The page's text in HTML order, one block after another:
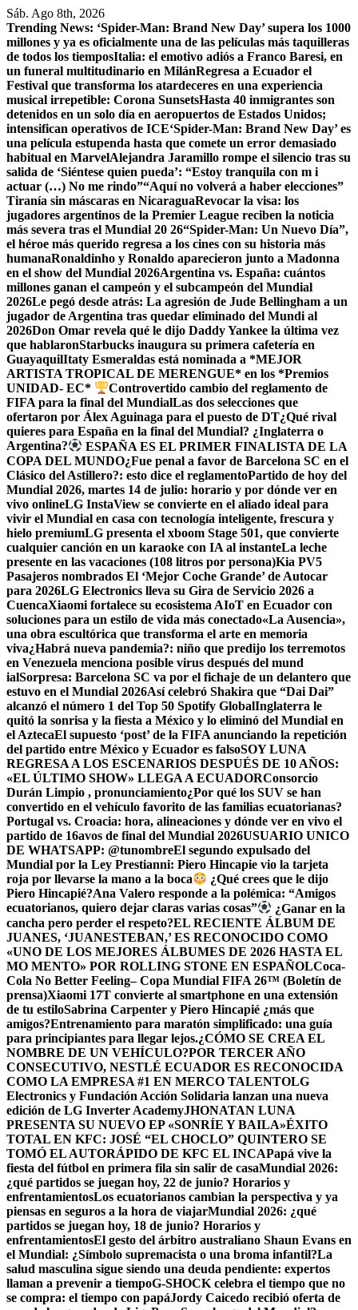
Saltar
al
contenido
Sáb. Ago 8th, 2026
Trending News: ‘Spider-Man: Brand New Day’ supera los 1000
millones y ya es oficialmente una de las películas más taquilleras
de todos los tiemposItalia: el emotivo adiós a Franco Baresi, en
un funeral multitudinario en MilánRegresa a Ecuador el
Festival que transforma los atardeceres en una experiencia
musical irrepetible: Corona SunsetsHasta 40 inmigrantes son
detenidos en un solo día en aeropuertos de Estados Unidos;
intensifican operativos de ICE‘Spider-Man: Brand New Day’ es
una película estupenda hasta que comete un error demasiado
habitual en Marvel​Alejandra Jaramillo rompe el silencio tras su
salida de ‘Siéntese quien pueda’: “Estoy tranquila con m i
actuar (…) No me rindo”“Aquí no volverá a haber elecciones”
Tiranía sin máscaras en NicaraguaRevocar la visa: los
jugadores argentinos de la Premier League reciben la noticia
más severa tras el Mundial 20 26“Spider-Man: Un Nuevo Día”,
el héroe más querido regresa a los cines con su historia más
humanaRonaldinho y Ronaldo aparecieron junto a Madonna
en el show del Mundial 2026Argentina vs. España: cuántos
millones ganan el campeón y el subcampeón del Mundial
2026Le pegó desde atrás: La agresión de Jude Bellingham a un
jugador de Argentina tras quedar eliminado del Mundi al
2026Don Omar revela qué le dijo Daddy Yankee la última vez
que hablaronStarbucks inaugura su primera cafetería en
GuayaquilItaty Esmeraldas está nominada a *MEJOR
ARTISTA TROPICAL DE MERENGUE* en los *Premios
UNIDAD- EC*
Controvertido cambio del reglamento de
FIFA para la final del MundialLas dos selecciones que
ofertaron por Álex Aguinaga para el puesto de DT¿Qué rival
quieres para España en la final del Mundial? ¿Inglaterra o
Argentina?
ESPAÑA ES EL PRIMER FINALISTA DE LA
COPA DEL MUNDO¿Fue penal a favor de Barcelona SC en el
Clásico del Astillero?: esto dice el reglamentoPartido de hoy del
Mundial 2026, martes 14 de julio: horario y por dónde ver en
vivo onlineLG InstaView se convierte en el aliado ideal para
vivir el Mundial en casa con tecnología inteligente, frescura y
hielo premiumLG presenta el xboom Stage 501, que convierte
cualquier canción en un karaoke con IA al instanteLa leche
presente en las vacaciones (108 litros por persona)Kia PV5
Pasajeros nombrados El ‘Mejor Coche Grande’ de Autocar
para 2026LG Electronics lleva su Gira de Servicio 2026 a
CuencaXiaomi fortalece su ecosistema AIoT en Ecuador con
soluciones para un estilo de vida más conectado«La Ausencia»,
una obra escultórica que transforma el arte en memoria
viva¿Habrá nueva pandemia?: niño que predijo los terremotos
en Venezuela menciona posible virus después del mund
ialSorpresa: Barcelona SC va por el fichaje de un delantero que
estuvo en el Mundial 2026Así celebró Shakira que “Dai Dai”
alcanzó el número 1 del Top 50 Spotify GlobalInglaterra le
quitó la sonrisa y la fiesta a México y lo eliminó del Mundial en
el AztecaEl supuesto ‘post’ de la FIFA anunciando la repetición
del partido entre México y Ecuador es falsoSOY LUNA
REGRESA A LOS ESCENARIOS DESPUÉS DE 10 AÑOS:
«EL ÚLTIMO SHOW» LLEGA A ECUADORConsorcio
Durán Limpio , pronunciamiento¿Por qué los SUV se han
convertido en el vehículo favorito de las familias ecuatorianas?
Portugal vs. Croacia: hora, alineaciones y dónde ver en vivo el
partido de 16avos de final del Mundial 2026USUARIO UNICO
DE WHATSAPP: @tunombreEl segundo expulsado del
Mundial por la Ley Prestianni: Piero Hincapie vio la tarjeta
roja por llevarse la mano a la boca
¿Qué crees que le dijo
Piero Hincapié?Ana Valero responde a la polémica: “Amigos
ecuatorianos, quiero dejar claras varias cosas”
¿Ganar en la
cancha pero perder el respeto?EL RECIENTE ÁLBUM DE
JUANES, ‘JUANESTEBAN,’ ES RECONOCIDO COMO
«UNO DE LOS MEJORES ÁLBUMES DE 2026 HASTA EL
MO MENTO» POR ROLLING STONE EN ESPAÑOLCoca-
Cola No Better Feeling– Copa Mundial FIFA 26™ (Boletín de
prensa)Xiaomi 17T convierte al smartphone en una extensión
de tu estiloSabrina Carpenter y Piero Hincapié ¿más que
amigos?Entrenamiento para maratón simplificado: una guía
para principiantes para llegar lejos.¿CÓMO SE CREA EL
NOMBRE DE UN VEHÍCULO?POR TERCER AÑO
CONSECUTIVO, NESTLÉ ECUADOR ES RECONOCIDA
COMO LA EMPRESA #1 EN MERCO TALENTOLG
Electronics y Fundación Acción Solidaria lanzan una nueva
edición de LG Inverter AcademyJHONATAN LUNA
PRESENTA SU NUEVO EP «SONRÍE Y BAILA»ÉXITO
TOTAL EN KFC: JOSÉ “EL CHOCLO” QUINTERO SE
TOMÓ EL AUTORÁPIDO DE KFC EL INCAPapá vive la
fiesta del fútbol en primera fila sin salir de casaMundial 2026:
¿qué partidos se juegan hoy, 22 de junio? Horarios y
enfrentamientosLos ecuatorianos cambian la perspectiva y ya
piensas en seguros a la hora de viajarMundial 2026: ¿qué
partidos se juegan hoy, 18 de junio? Horarios y
enfrentamientosEl gesto del árbitro australiano Shaun Evans en
el Mundial: ¿Símbolo supremacista o una broma infantil?La
salud masculina sigue siendo una deuda pendiente: expertos
llaman a prevenir a tiempoG-SHOCK celebra el tiempo que no
se compra: el tiempo con papáJordy Caicedo recibió oferta de